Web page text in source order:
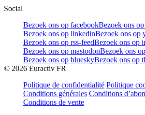
Social
Bezoek ons op facebookBezoek ons
Bezoek ons op linkedinBezoek ons op
Bezoek ons op rss-feedBezoek ons op
Bezoek ons op mastodonBezoek ons
Bezoek ons op blueskyBezoek ons op
© 2026 Euractiv FR
Politique de confidentialité Politique
Conditions générales Conditions
Conditions de vente